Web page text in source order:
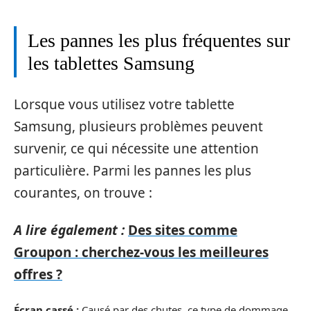
Les pannes les plus fréquentes sur
les tablettes Samsung
Lorsque vous utilisez votre tablette
Samsung, plusieurs problèmes peuvent
survenir, ce qui nécessite une attention
particulière. Parmi les pannes les plus
courantes, on trouve :
A lire également : Des sites comme
Groupon : cherchez-vous les meilleures
offres ?